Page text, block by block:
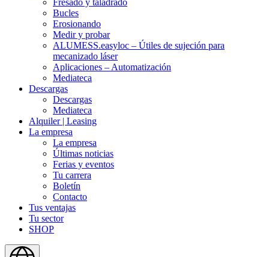
Fresado y taladrado
Bucles
Erosionando
Medir y probar
ALUMESS.easyloc – Útiles de sujeción para
mecanizado láser
Aplicaciones – Automatización
Mediateca
Descargas
Descargas
Mediateca
Alquiler | Leasing
La empresa
La empresa
Últimas noticias
Ferias y eventos
Tu carrera
Boletín
Contacto
Tus ventajas
Tu sector
SHOP